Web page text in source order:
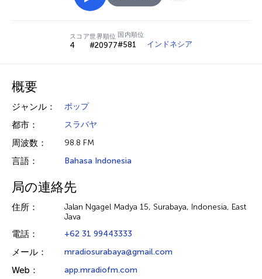
スコア
4
世界順位
#20977
国内順位
#581 インドネシア
概要
ジャンル： ポップ
都市： スラバヤ
周波数： 98.8 FM
言語： Bahasa Indonesia
局の連絡先
住所：
Jalan Ngagel Madya 15, Surabaya, Indonesia, East
Java
電話： +62 31 99443333
メール： mradiosurabaya@gmail.com
Web： app.mradiofm.com